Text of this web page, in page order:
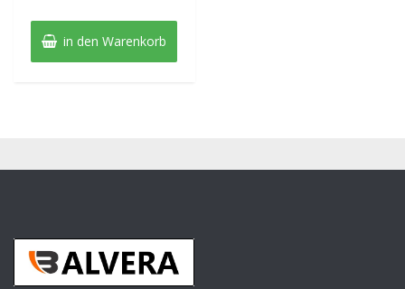
5
in den Warenkorb